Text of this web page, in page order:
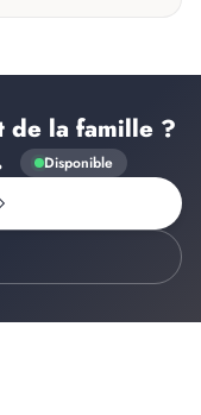
de la famille ?
Disponible